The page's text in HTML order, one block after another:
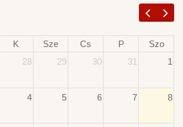
K Sze Cs P
Szo
28 29 30 31 1
4 5 6 7 8